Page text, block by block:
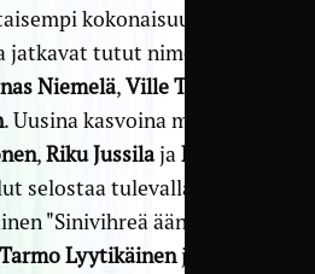
kokonaisuus.
tutut nimet
Niemelä,Ville Toiva
. Uusina kasvoina mukaan
,Riku JussilajaMikko
selostaa tulevallakin
"Sinivihreä ääni"
Tarmo Lyytikäinenjatkaa